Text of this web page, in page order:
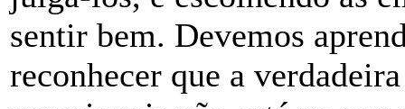
sentir bem. Devemos
reconhecer que a